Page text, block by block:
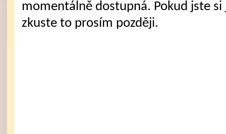
momentálně dostupná. Pokud jste
zkuste to prosím později.